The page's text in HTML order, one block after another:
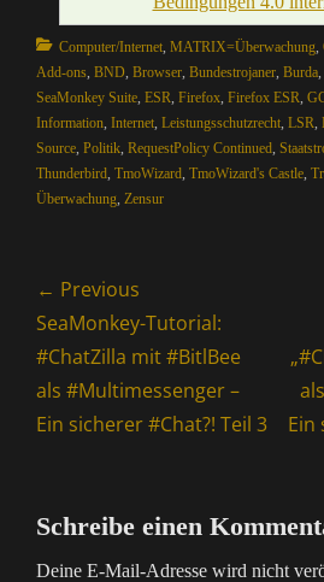
Categories
Computer/Internet, MATRIX=Überwachung,
Add-ons, BND, Browser, Bundestrojaner, Burda,
SeaMonkey Suite, ESR, Firefox, Firefox ESR,
Information, Internet, Leistungsschutzrecht, LSR,
Source, Politik, RequestPolicy Continued,
Thunderbird, TmoWizard, TmoWizard's Castle,
Überwachung, Zensur
Beitragsnavigation
← Previous
Previous
post:
SeaMonkey-Tutorial:
#ChatZilla mit #BitlBee
als #Multimessenger –
Ein sicherer #Chat?! Teil 3
post:
Ein
Schreibe einen
Deine E-Mail-Adresse wird nicht